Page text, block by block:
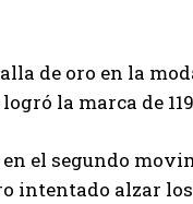
de oro en la
la marca de
el segundo
intentado alzar los